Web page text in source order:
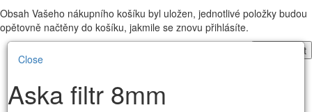
Obsah Vašeho nákupního košíku byl uložen, jednotlivé položky budou
opětovně načtěny do košíku, jakmile se znovu přihlásíte.
Pokračovat
Close
Aska filtr 8mm